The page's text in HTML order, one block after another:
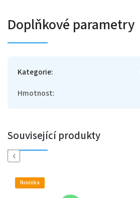
Doplňkové parametry
Kategorie:
Hmotnost:
Související produkty
Previous
Novinka